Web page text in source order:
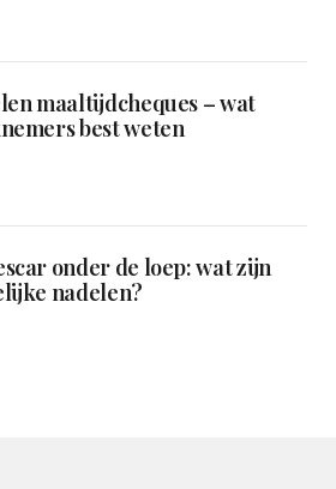
maaltijdcheques – wat
best weten
onder de loep: wat zijn
nadelen?